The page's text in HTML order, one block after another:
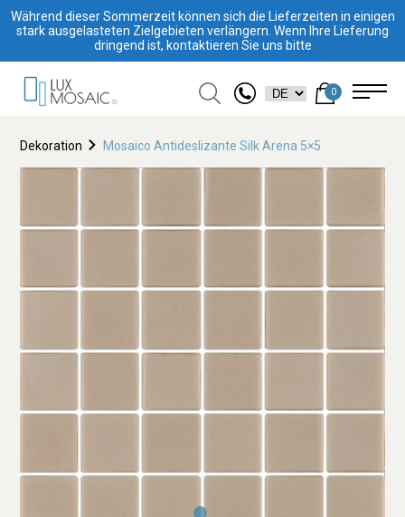
Während dieser Sommerzeit können sich die Lieferzeiten in einigen
stark ausgelasteten Zielgebieten verlängern. Wenn Ihre Lieferung
dringend ist, kontaktieren Sie uns bitte
0
Dekoration Mosaico Antideslizante Silk Arena 5×5